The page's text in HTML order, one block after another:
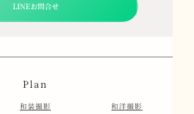
LINEお問合せ
Plan
和装撮影 和洋撮影